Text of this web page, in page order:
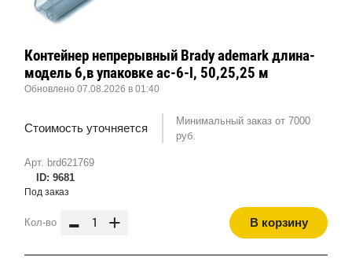
Арт. brd621769
ID: 9681
Контейнер непрерывный Brady ademark длина-
модель 6,в упаковке ас-6-l, 50,25,25 м
Обновлено 07.08.2026 в 01:40
Стоимость уточняется
Минимальный заказ от 7000
руб.
Под заказ
Кол-во - + В корзину